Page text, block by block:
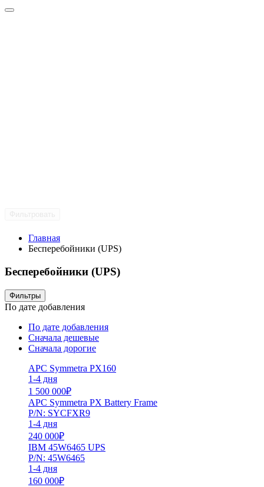
Главная
Бесперебойники (UPS)
Бесперебойники (UPS)
Фильтры
По дате добавления
По дате добавления
Сначала дешевые
Сначала дорогие
APC Symmetra PX160
1-4 дня
1 500 000₽
APC Symmetra PX Battery Frame
P/N: SYCFXR9
1-4 дня
240 000₽
IBM 45W6465 UPS
P/N: 45W6465
1-4 дня
160 000₽